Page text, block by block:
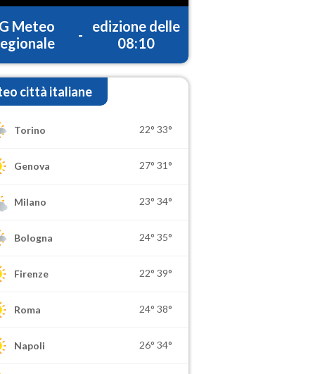
Meteo
-
edizione delle
08:10
città italiane
Torino 22° 33°
Genova 27° 31°
Milano 23° 34°
Bologna 24° 35°
Firenze 22° 39°
Roma 24° 38°
Napoli 26° 34°